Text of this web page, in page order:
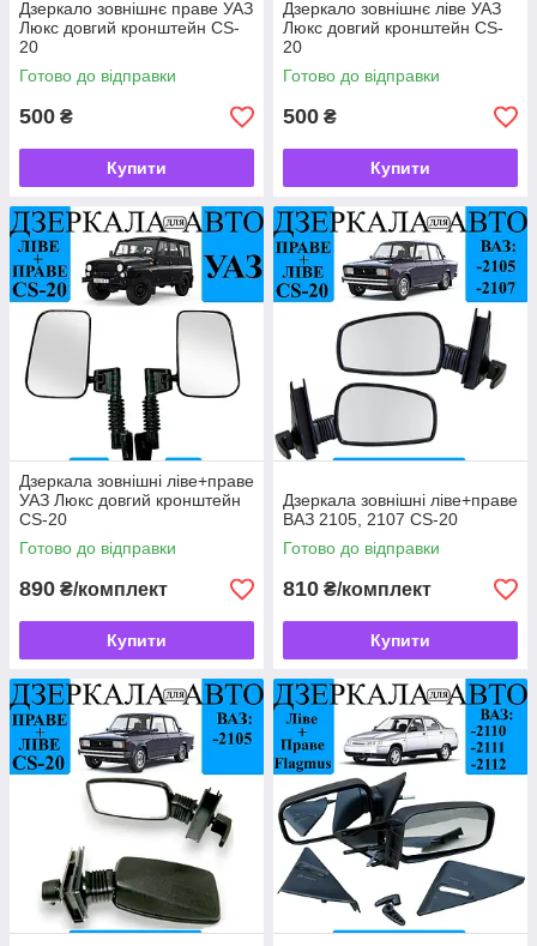
Дзеркало зовнішнє праве УАЗ
Люкс довгий кронштейн CS-
20
Готово до відправки
500 ₴
Купити
Дзеркало зовнішнє ліве УАЗ
Люкс довгий кронштейн CS-
20
Готово до відправки
500 ₴
Купити
Дзеркала зовнішні ліве+праве
УАЗ Люкс довгий кронштейн
CS-20
Готово до відправки
890 ₴/комплект
Купити
Дзеркала зовнішні ліве+праве
ВАЗ 2105, 2107 CS-20
Готово до відправки
810 ₴/комплект
Купити